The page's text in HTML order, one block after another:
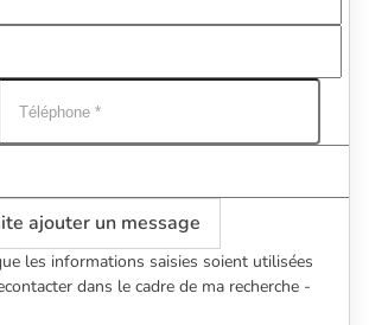
ajouter un message
les informations saisies soient utilisées
dans le cadre de ma recherche -